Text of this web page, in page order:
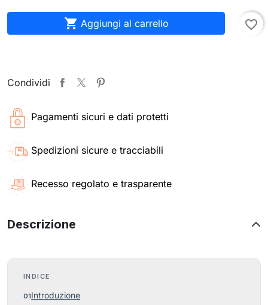
 Aggiungi al carrello favorite_border
Condividi
Pagamenti sicuri e dati protetti
Spedizioni sicure e tracciabili
Recesso regolato e trasparente
Descrizione
INDICE
Introduzione